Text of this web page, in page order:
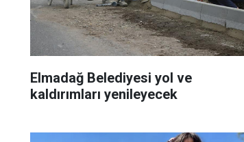
Elmadağ Belediyesi yol ve
kaldırımları yenileyecek